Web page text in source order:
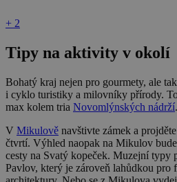
+ 2
Tipy na aktivity v okolí
Bohatý kraj nejen pro gourmety, ale
i cyklo turistiky a milovníky přírody.
max kolem tria Novomlýnských nádrží.
V Mikulově navštivte zámek a
čtvrtí. Výhled naopak na Mikulov
cesty na Svatý kopeček. Muzejní typy
Pavlov, který je zároveň lahůdkou pro